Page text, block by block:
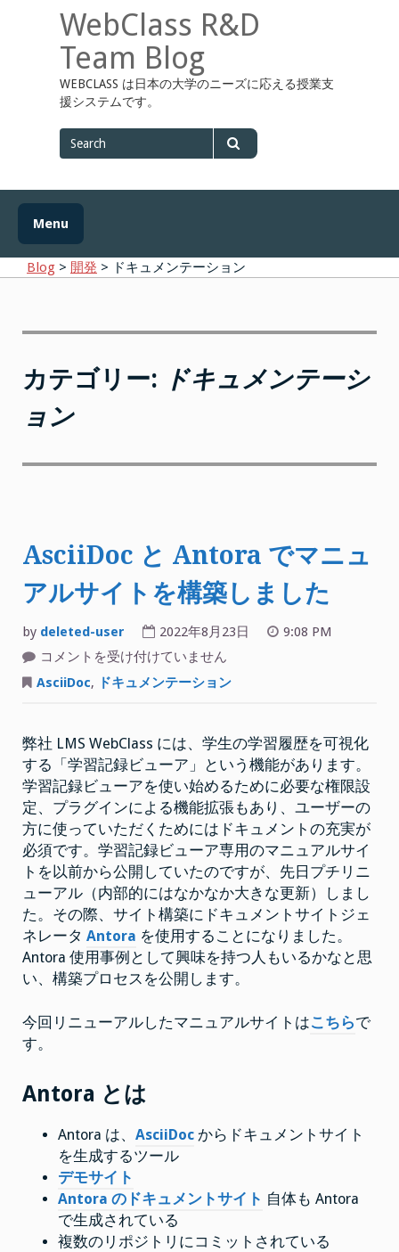
WebClass R&D
Team Blog
WEBCLASS は日本の大学のニーズに応える授業支
援システムです。
for
Menu
Blog > 開発 > ドキュメンテーション
カテゴリー: ドキュメンテーシ
ョン
AsciiDoc と Antora でマニュ
アルサイトを構築しました
by deleted-user 2022年8月23日
9:08 PM
AsciiDoc
Antora
ア
ル
サ
イ
ト
構
築
し
ま
し
た
は
コメントを受け付けていません
AsciiDoc, ドキュメンテーション
弊社 LMS WebClass には、学生の学習履歴を可視化
する「学習記録ビューア」という機能があります。
学習記録ビューアを使い始めるために必要な権限設
定、プラグインによる機能拡張もあり、ユーザーの
方に使っていただくためにはドキュメントの充実が
必須です。学習記録ビューア専用のマニュアルサイ
トを以前から公開していたのですが、先日プチリニ
ューアル（内部的にはなかなか大きな更新）しまし
た。その際、サイト構築にドキュメントサイトジェ
ネレータ Antora を使用することになりました。
Antora 使用事例として興味を持つ人もいるかなと思
い、構築プロセスを公開します。
今回リニューアルしたマニュアルサイトはこちらで
す。
Antora とは
Antora は、 AsciiDoc からドキュメントサイト
を生成するツール
デモサイト
Antora のドキュメントサイト 自体も Antora
で生成されている
複数のリポジトリにコミットされている